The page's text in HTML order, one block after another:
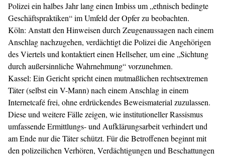
Polizei ein halbes Jahr lang einen Imbiss um „ethnisch bedingte
Geschäftspraktiken“ im Umfeld der Opfer zu beobachten.
Köln: Anstatt den Hinweisen durch Zeugenaussagen nach einem
Anschlag nachzugehen, verdächtigt die Polizei die Angehörigen
des Viertels und kontaktiert einen Hellseher, um eine „Sichtung
durch außersinnliche Wahrnehmung“ vorzunehmen.
Kassel: Ein Gericht spricht einen mutmaßlichen rechtsextremen
Täter (selbst ein V-Mann) nach einem Anschlag in einem
Internetcafé frei, ohne erdrückendes Beweismaterial zuzulassen.
Diese und weitere Fälle zeigen, wie institutioneller Rassismus
umfassende Ermittlungs- und Aufklärungsarbeit verhindert und
am Ende nur die Täter schützt. Für die Betroffenen beginnt mit
den polizeilichen Verhören, Verdächtigungen und Beschattungen